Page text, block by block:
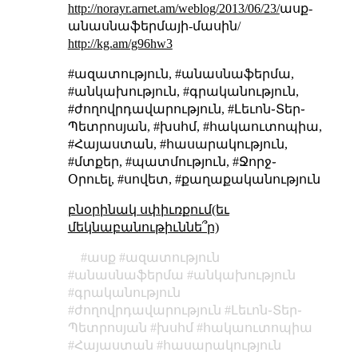
http://norayr.arnet.am/weblog/2013/06/23/ասք-
անասնաֆերմայի-մասին/
http://kg.am/g96hw3
#ազատություն, #անասնաֆերմա,
#անկախություն, #գրականություն,
#ժողովրդավարություն, #Լեւոն֊Տեր֊
Պետրոսյան, #խսհմ, #հակաուտոպիա,
#Հայաստան, #հասարակություն,
#մտքեր, #պատմություն, #Ջորջ֊
Օրուել, #սովետ, #քաղաքականություն
բնօրինակ սփիւռքում(եւ
մեկնաբանութիւննե՞ր)
ասք
ազատություն
անասնաֆերմա
անկախություն
գրականություն
ժողովրդավարություն
Լեւոն֊Տեր֊
Պետրոսյան
խսհմ
հակաուտոպիա
Հայաստան
հասարակություն